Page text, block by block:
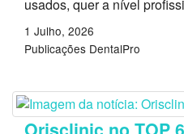
usados, quer a nível
1 Julho, 2026
Publicações DentalPro